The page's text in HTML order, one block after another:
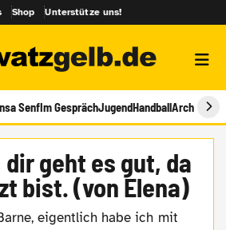
Shop Unterstütze uns!
SenfIm GesprächJugendHandballArchiv
geht es gut, da
bist. (von Elena)